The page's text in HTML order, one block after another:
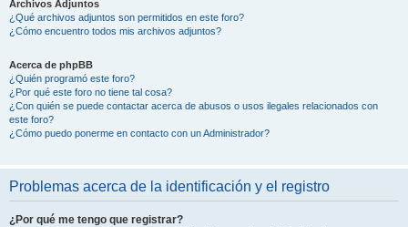
Archivos Adjuntos
¿Qué archivos adjuntos son permitidos en este foro?
¿Cómo encuentro todos mis archivos adjuntos?
Acerca de phpBB
¿Quién programó este foro?
¿Por qué este foro no tiene tal cosa?
¿Con quién se puede contactar acerca de abusos o usos ilegales relacionados con
este foro?
¿Cómo puedo ponerme en contacto con un Administrador?
Problemas acerca de la identificación y el registro
¿Por qué me tengo que registrar?